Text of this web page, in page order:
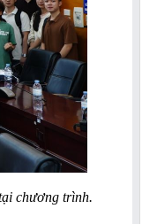
chương trình.